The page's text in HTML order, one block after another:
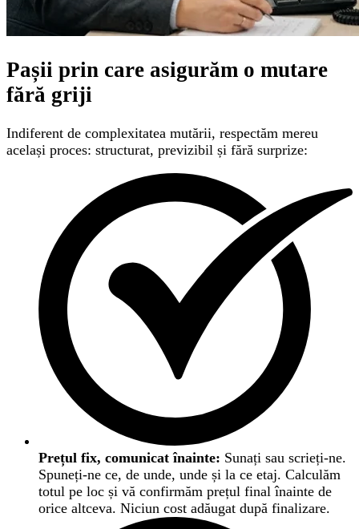
Pașii prin care asigurăm o mutare
fără griji
Indiferent de complexitatea mutării, respectăm mereu
același proces: structurat, previzibil și fără surprize:
Prețul fix, comunicat înainte: Sunați sau scrieți-ne.
Spuneți-ne ce, de unde, unde și la ce etaj. Calculăm
totul pe loc și vă confirmăm prețul final înainte de
orice altceva. Niciun cost adăugat după finalizare.